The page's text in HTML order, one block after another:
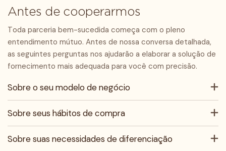
Antes de cooperarmos
Toda parceria bem-sucedida começa com o pleno
entendimento mútuo. Antes de nossa conversa detalhada,
as seguintes perguntas nos ajudarão a elaborar a solução de
fornecimento mais adequada para você com precisão.
Sobre o seu modelo de negócio
Sobre seus hábitos de compra
Sobre suas necessidades de diferenciação